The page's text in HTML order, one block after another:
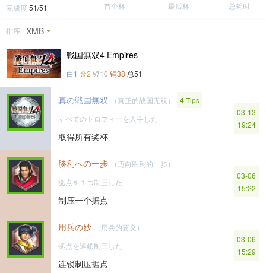
完成度 51/51 首个杯 最后杯 总耗时
排序 XMB
戦国無双4 Empires
白1 金2 银10 铜38 总51
真の戦国無双 （真正的战国无双） 4Tips
すべてのトロフィーを入手した
取得所有奖杯
03-13
19:24
勝利への一歩
（迈向胜利的一步）
拠点を１つ制圧した
制压一个据点
03-06
15:22
用兵の妙
（用兵的要义）
拠点を連鎖制圧した
连锁制压据点
03-06
15:29